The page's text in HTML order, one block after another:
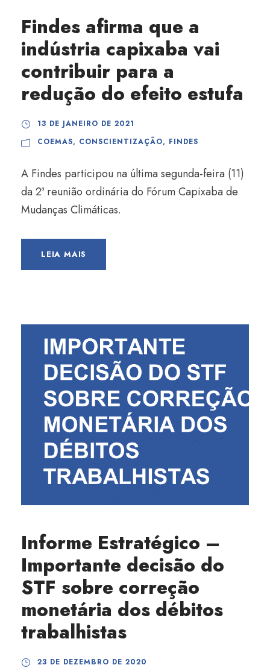
Findes afirma que a
indústria capixaba vai
contribuir para a
redução do efeito estufa
13 DE JANEIRO DE 2021
COEMAS, CONSCIENTIZAÇÃO, FINDES
A Findes participou na última segunda-feira (11)
da 2ª reunião ordinária do Fórum Capixaba de
Mudanças Climáticas.
LEIA MAIS
Informe Estratégico –
Importante decisão do
STF sobre correção
monetária dos débitos
trabalhistas
23 DE DEZEMBRO DE 2020